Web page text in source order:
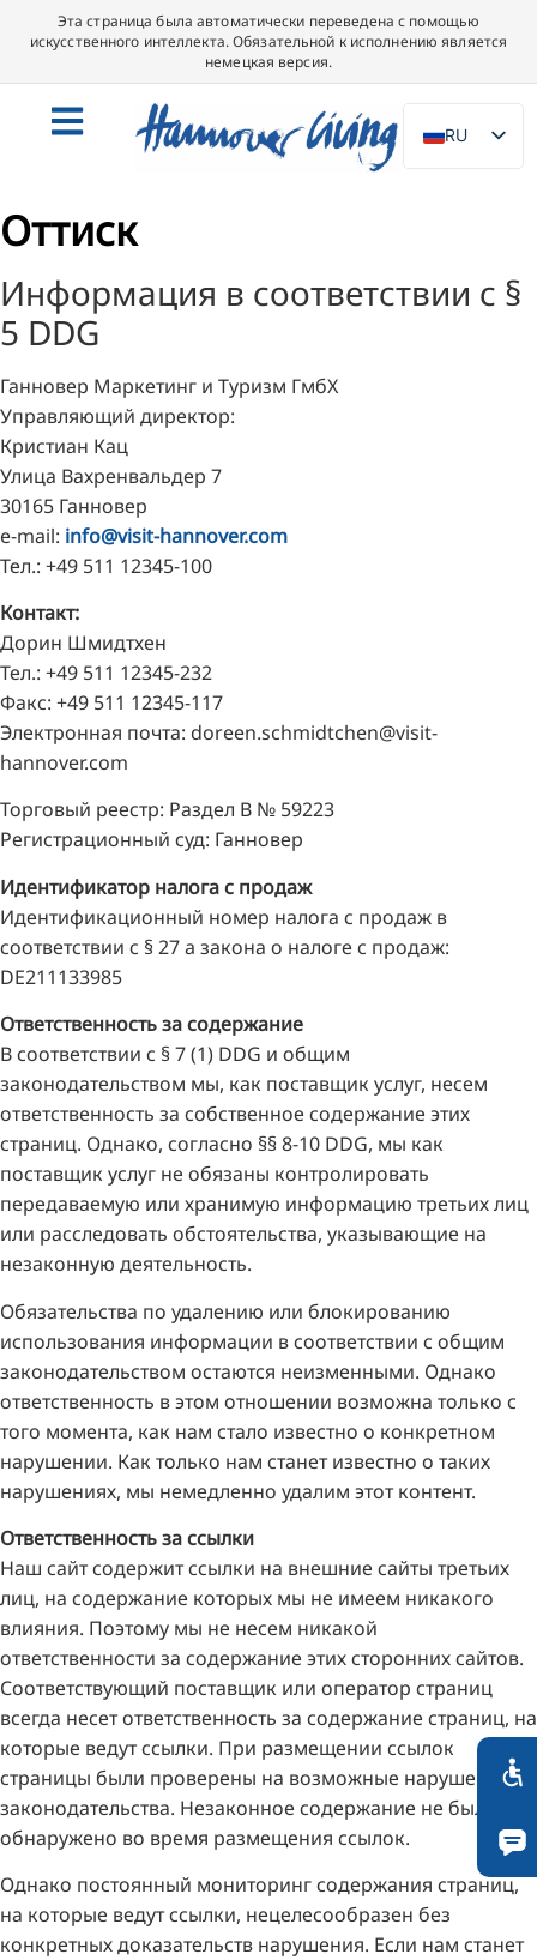
Эта страница была автоматически переведена с помощью
искусственного интеллекта. Обязательной к исполнению является
немецкая версия.
RU
DE
PL
Оттиск
Информация в соответствии с §
5 DDG
Ганновер Маркетинг и Туризм ГмбХ
Управляющий директор:
Кристиан Кац
Улица Вахренвальдер 7
30165 Ганновер
e-mail: info@visit-hannover.com
Тел.: +49 511 12345-100
Контакт:
Дорин Шмидтхен
Тел.: +49 511 12345-232
Факс: +49 511 12345-117
Электронная почта: doreen.schmidtchen@visit-
hannover.com
Торговый реестр: Раздел B № 59223
Регистрационный суд: Ганновер
Идентификатор налога с продаж
Идентификационный номер налога с продаж в
соответствии с § 27 a закона о налоге с продаж:
DE211133985
Ответственность за содержание
В соответствии с § 7 (1) DDG и общим
законодательством мы, как поставщик услуг, несем
ответственность за собственное содержание этих
страниц. Однако, согласно §§ 8-10 DDG, мы как
поставщик услуг не обязаны контролировать
передаваемую или хранимую информацию третьих лиц
или расследовать обстоятельства, указывающие на
незаконную деятельность.
Обязательства по удалению или блокированию
использования информации в соответствии с общим
законодательством остаются неизменными. Однако
ответственность в этом отношении возможна только с
того момента, как нам стало известно о конкретном
нарушении. Как только нам станет известно о таких
нарушениях, мы немедленно удалим этот контент.
Ответственность за ссылки
Наш сайт содержит ссылки на внешние сайты третьих
лиц, на содержание которых мы не имеем никакого
влияния. Поэтому мы не несем никакой
ответственности за содержание этих сторонних сайтов.
Соответствующий поставщик или оператор страниц
всегда несет ответственность за содержание страниц, на
которые ведут ссылки. При размещении ссылок
страницы были проверены на возможные нарушения
законодательства. Незаконное содержание не было
обнаружено во время размещения ссылок.
Однако постоянный мониторинг содержания страниц,
на которые ведут ссылки, нецелесообразен без
конкретных доказательств нарушения. Если нам станет